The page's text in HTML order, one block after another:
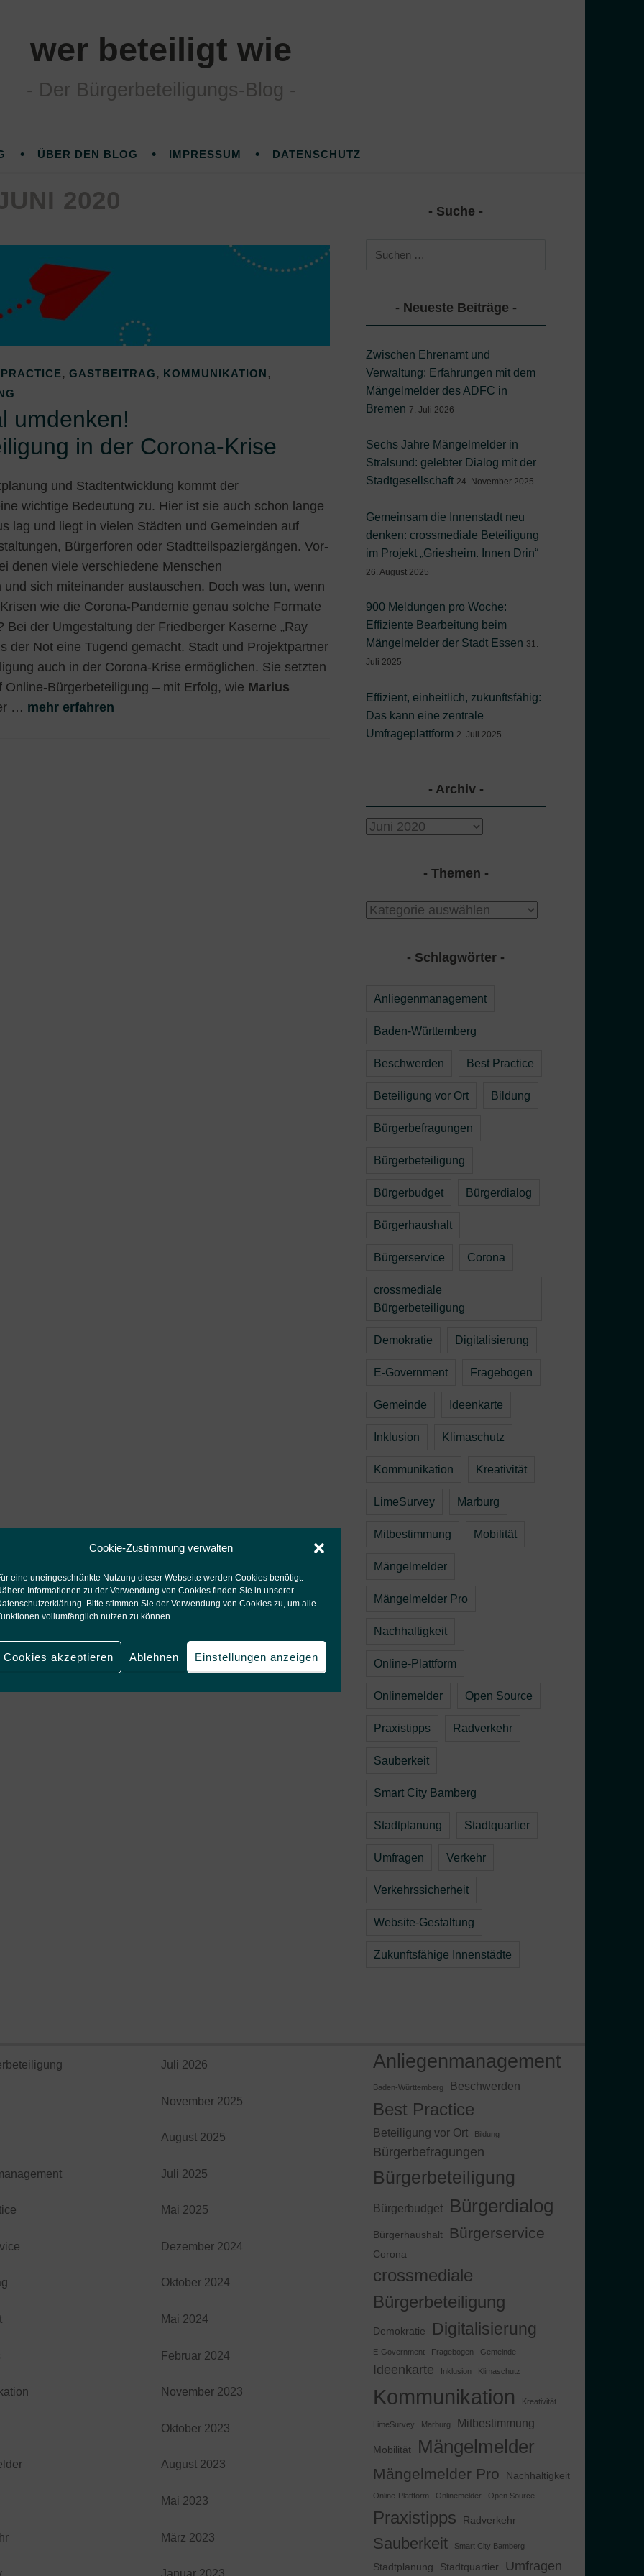
Cookie-Zustimmung verwalten
eine uneingeschränkte Nutzung dieser Webseite werden Cookies benötigt.
Informationen zu der Verwendung von Cookies finden Sie in unserer
. Bitte stimmen Sie der Verwendung von Cookies zu, um alle
vollumfänglich nutzen zu können.
Cookies akzeptieren Ablehnen Einstellungen anzeigen
wer beteiligt wie
Der Bürgerbeteiligungs-Blog
ÜBER DEN BLOG IMPRESSUM DATENSCHUTZ
2020
,GASTBEITRAG , KOMMUNIKATION ,
umdenken!
in der Corona-Krise
und Stadtentwicklung kommt der
wichtige Bedeutung zu. Hier ist sie auch schon lange
lag und liegt in vielen Städten und Gemeinden auf
Bürgerforen oder Stadtteilspaziergängen. Vor-
denen viele verschiedene Menschen
sich miteinander austauschen. Doch was tun, wenn
wie die Corona-Pandemie genau solche Formate
Bei der Umgestaltung der Friedberger Kaserne „Ray
der Not eine Tugend gemacht. Stadt und Projektpartner
auch in der Corona-Krise ermöglichen. Sie setzten
Online-Bürgerbeteiligung – mit Erfolg, wie Marius
… mehr erfahren
Suche
Neueste Beiträge
Zwischen Ehrenamt und
Verwaltung: Erfahrungen mit dem
Mängelmelder des ADFC in
Bremen 7. Juli 2026
Sechs Jahre Mängelmelder in
Stralsund: gelebter Dialog mit der
Stadtgesellschaft 24. November 2025
Gemeinsam die Innenstadt neu
denken: crossmediale Beteiligung
im Projekt „Griesheim. Innen Drin“
26. August 2025
900 Meldungen pro Woche:
Effiziente Bearbeitung beim
Mängelmelder der Stadt Essen 31.
Juli 2025
Effizient, einheitlich, zukunftsfähig:
Das kann eine zentrale
Umfrageplattform 2. Juli 2025
Archiv
Archiv
Themen
Themen
Schlagwörter
Anliegenmanagement
Baden-Württemberg
Beschwerden Best Practice
Beteiligung vor Ort Bildung
Bürgerbefragungen
Bürgerbeteiligung
Bürgerbudget Bürgerdialog
Bürgerhaushalt
Bürgerservice Corona
crossmediale
Bürgerbeteiligung
Demokratie Digitalisierung
E-Government Fragebogen
Gemeinde Ideenkarte
Inklusion Klimaschutz
Kommunikation Kreativität
LimeSurvey Marburg
Mitbestimmung Mobilität
Mängelmelder
Mängelmelder Pro
Nachhaltigkeit
Online-Plattform
Onlinemelder Open Source
Praxistipps Radverkehr
Sauberkeit
Smart City Bamberg
Stadtplanung Stadtquartier
Umfragen Verkehr
Verkehrssicherheit
Website-Gestaltung
Zukunftsfähige Innenstädte
Juli 2026
November 2025
August 2025
Juli 2025
Mai 2025
Dezember 2024
Oktober 2024
Mai 2024
Februar 2024
November 2023
Oktober 2023
August 2023
Mai 2023
März 2023
Anliegenmanagement
Baden-Württemberg Beschwerden
Best Practice
Beteiligung vor Ort Bildung
Bürgerbefragungen
Bürgerbeteiligung
Bürgerbudget Bürgerdialog
Bürgerhaushalt Bürgerservice
Corona
crossmediale
Bürgerbeteiligung
Demokratie Digitalisierung
E-Government Fragebogen Gemeinde
Ideenkarte Inklusion Klimaschutz
Kommunikation Kreativität
LimeSurvey Marburg Mitbestimmung
Mobilität Mängelmelder
Mängelmelder Pro Nachhaltigkeit
Online-Plattform Onlinemelder Open Source
Praxistipps Radverkehr
Sauberkeit Smart City Bamberg
Stadtplanung Stadtquartier Umfragen